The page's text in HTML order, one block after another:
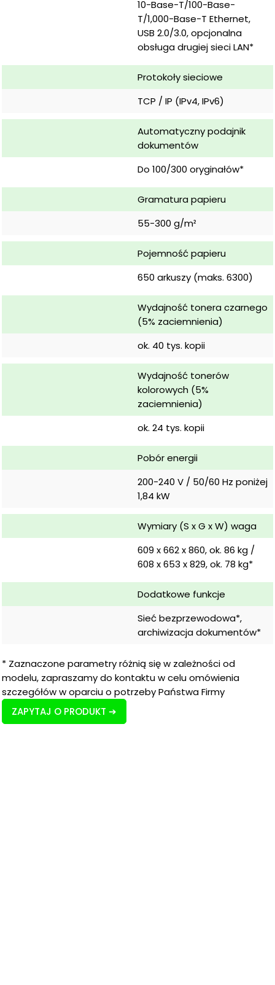
10-Base-T/100-Base-
T/1,000-Base-T Ethernet,
USB 2.0/3.0, opcjonalna
obsługa drugiej sieci LAN*
Protokoły sieciowe
TCP / IP (IPv4, IPv6)
Automatyczny podajnik
dokumentów
Do 100/300 oryginałów*
Gramatura papieru
55-300 g/m²
Pojemność papieru
650 arkuszy (maks. 6300)
Wydajność tonera czarnego
(5% zaciemnienia)
ok. 40 tys. kopii
Wydajność tonerów
kolorowych (5%
zaciemnienia)
ok. 24 tys. kopii
Pobór energii
200-240 V / 50/60 Hz poniżej
1,84 kW
Wymiary (S x G x W) waga
609 x 662 x 860, ok. 86 kg /
608 x 653 x 829, ok. 78 kg*
Dodatkowe funkcje
Sieć bezprzewodowa*,
archiwizacja dokumentów*
* Zaznaczone parametry różnią się w zależności od
modelu, zapraszamy do kontaktu w celu omówienia
szczegółów w oparciu o potrzeby Państwa Firmy
ZAPYTAJ O PRODUKT